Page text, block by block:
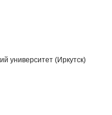
университет (Иркутск)